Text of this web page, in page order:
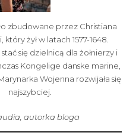
zbudowane przez Christiana
który żył w latach 1577-1648.
się dzielnicą dla żołnierzy i
Kongelige danske marine,
Wojenna rozwijała się
najszybciej.
autorka bloga